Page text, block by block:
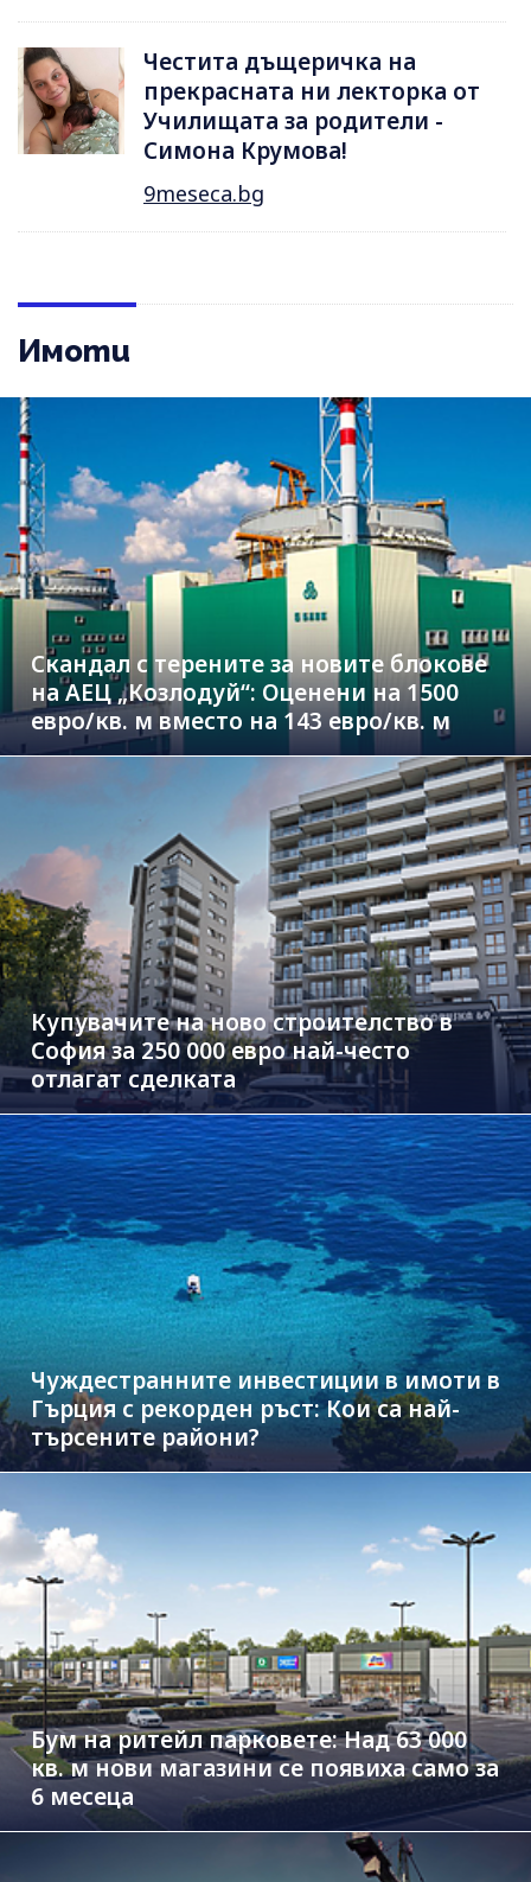
Честита дъщеричка на
прекрасната ни лекторка от
Училищата за родители -
Симона Крумова!
9meseca.bg
Имоти
Скандал с терените за новите блокове
на АЕЦ „Козлодуй“: Оценени на 1500
евро/кв. м вместо на 143 евро/кв. м
Купувачите на ново строителство в
София за 250 000 евро най-често
отлагат сделката
Чуждестранните инвестиции в имоти в
Гърция с рекорден ръст: Кои са най-
търсените райони?
Бум на ритейл парковете: Над 63 000
кв. м нови магазини се появиха само за
6 месеца